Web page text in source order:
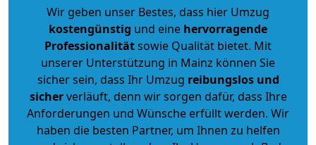
Wir geben unser Bestes, dass hier Umzug
kostengünstig und eine hervorragende
Professionalitätsowie Qualität bietet. Mit
unserer Unterstützung in Mainz können Sie
sicher sein, dass Ihr Umzug reibungslos und
sicherverläuft, denn wir sorgen dafür, dass Ihre
Anforderungen und Wünsche erfüllt werden. Wir
haben die besten Partner, um Ihnen zu helfen